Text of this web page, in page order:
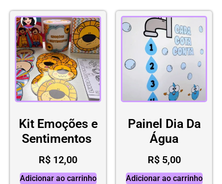
Kit Emoções e
Sentimentos
R$ 12,00
Adicionar ao carrinho
Painel Dia Da
Água
R$5,00
Adicionar ao carrinho